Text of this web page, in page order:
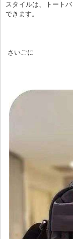
スタイルは、トート
できます。
さいごに